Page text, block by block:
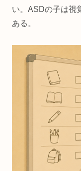
い。ASDの子は視
ある。